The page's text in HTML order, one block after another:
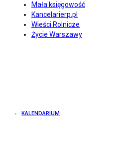
Mała księgowość
Kancelarierp.pl
Wieści Rolnicze
Życie Warszawy
KALENDARIUM